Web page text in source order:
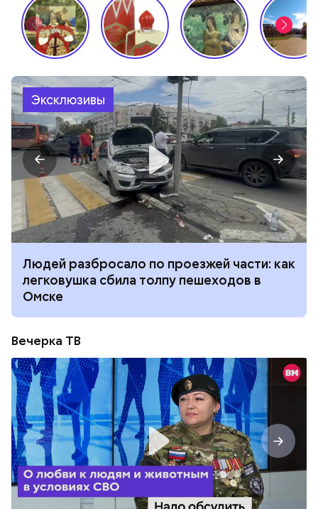
Эксклюзивы
Людей разбросало по проезжей части: как
легковушка сбила толпу пешеходов в
Омске
Вечерка ТВ